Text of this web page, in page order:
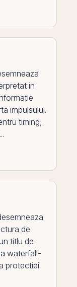
in
impulsului.
timing,
de
titlu de
waterfall-
protectiei